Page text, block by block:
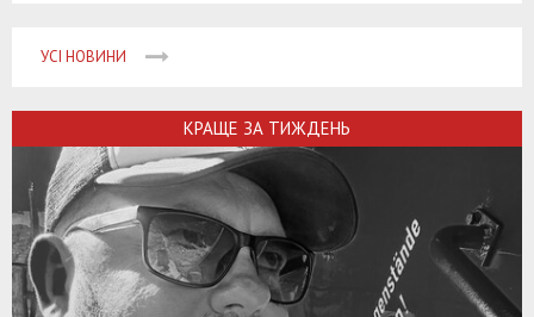
УСІ НОВИНИ
КРАЩЕ ЗА ТИЖДЕНЬ